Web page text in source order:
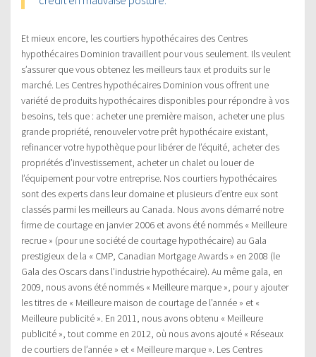
Et mieux encore, les courtiers hypothécaires des Centres
hypothécaires Dominion travaillent pour vous seulement. Ils veulent
s’assurer que vous obtenez les meilleurs taux et produits sur le
marché. Les Centres hypothécaires Dominion vous offrent une
variété de produits hypothécaires disponibles pour répondre à vos
besoins, tels que : acheter une première maison, acheter une plus
grande propriété, renouveler votre prêt hypothécaire existant,
refinancer votre hypothèque pour libérer de l’équité, acheter des
propriétés d’investissement, acheter un chalet ou louer de
l’équipement pour votre entreprise. Nos courtiers hypothécaires
sont des experts dans leur domaine et plusieurs d’entre eux sont
classés parmi les meilleurs au Canada. Nous avons démarré notre
firme de courtage en janvier 2006 et avons été nommés « Meilleure
recrue » (pour une société de courtage hypothécaire) au Gala
prestigieux de la « CMP, Canadian Mortgage Awards » en 2008 (le
Gala des Oscars dans l’industrie hypothécaire). Au même gala, en
2009, nous avons été nommés « Meilleure marque », pour y ajouter
les titres de « Meilleure maison de courtage de l’année » et «
Meilleure publicité ». En 2011, nous avons obtenu « Meilleure
publicité », tout comme en 2012, où nous avons ajouté « Réseaux
de courtiers de l’année » et « Meilleure marque ». Les Centres